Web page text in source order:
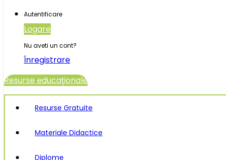
Autentificare
Logare
Nu aveti un cont?
Înregistrare
Resurse educaţionale
Resurse Gratuite
Materiale Didactice
Diplome